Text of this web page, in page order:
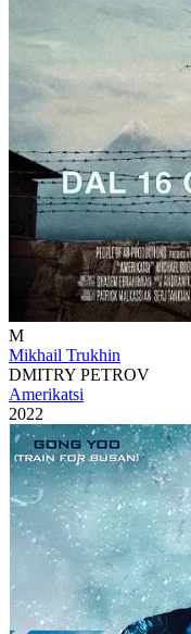
M
Mikhail Trukhin
DMITRY PETROV
Amerikatsi
2022